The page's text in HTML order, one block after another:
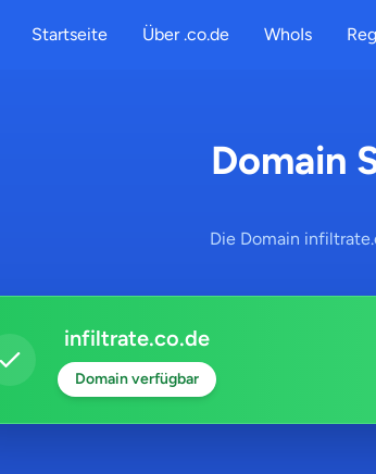
Startseite Über .co.de WhoIs
Domain
Die Domain
infiltrate.co.de
Domain verfügbar